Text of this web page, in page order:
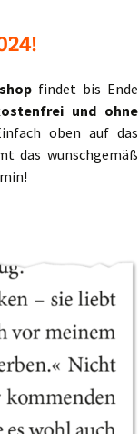
findet bis Ende
und ohne
oben auf das
das wunschgemäß